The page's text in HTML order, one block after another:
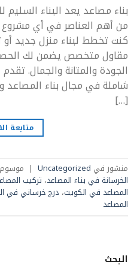
بناء مصاعد يعد البناء السليم
من أهم العناصر في أي
كنت تخطط لبناء منزل جديد أو
مقاول متخصص يضمن لك
الجودة والمتانة والجمال.
شاملة في مجال بناء المصاعد
[…]
متابعة
منشور في Uncategorized
|
الخرسانة في بناء المصاعد، تركيب
المصاعد في الكويت، درج خرساني في
المصاعد
البحث